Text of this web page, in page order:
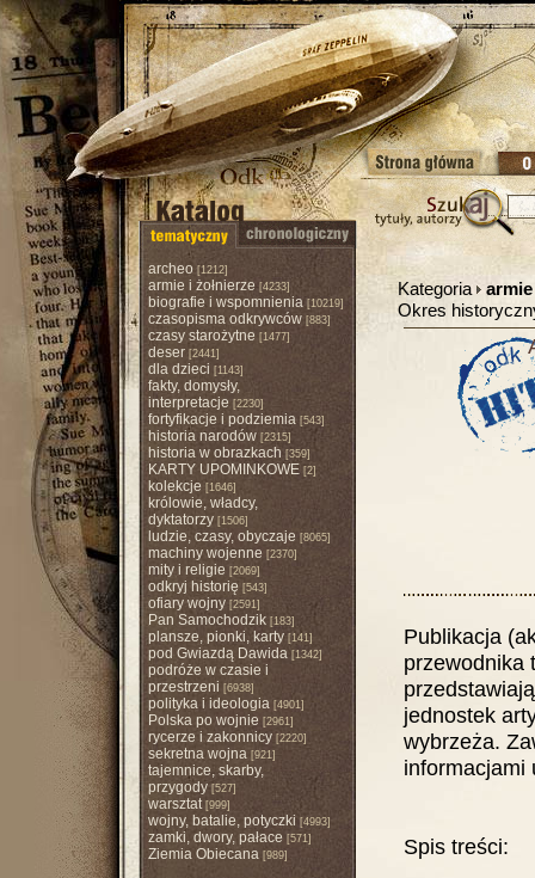
archeo [1212]
armie i żołnierze [4233]
biografie i wspomnienia[10219]
czasopisma odkrywców[883]
czasy starożytne [1477]
deser[2441]
dla dzieci [1143]
fakty, domysły,
interpretacje [2230]
fortyfikacje i podziemia[543]
historia narodów[2315]
historia w obrazkach [359]
KARTY UPOMINKOWE[2]
kolekcje [1646]
królowie, władcy,
dyktatorzy[1506]
ludzie, czasy, obyczaje [8065]
machiny wojenne [2370]
mity i religie [2069]
odkryj historię[543]
ofiary wojny[2591]
Pan Samochodzik[183]
plansze, pionki, karty[141]
pod Gwiazdą Dawida[1342]
podróże w czasie i
przestrzeni [6938]
polityka i ideologia[4901]
Polska po wojnie [2961]
rycerze i zakonnicy[2220]
sekretna wojna[921]
tajemnice, skarby,
przygody[527]
warsztat[999]
wojny, batalie, potyczki [4993]
zamki, dwory, pałace [571]
Ziemia Obiecana[989]
Kategoria
armie
Okres
Publikacja
przewodnika
jednostek
wybrzeża.
informacjami
Spis treści: